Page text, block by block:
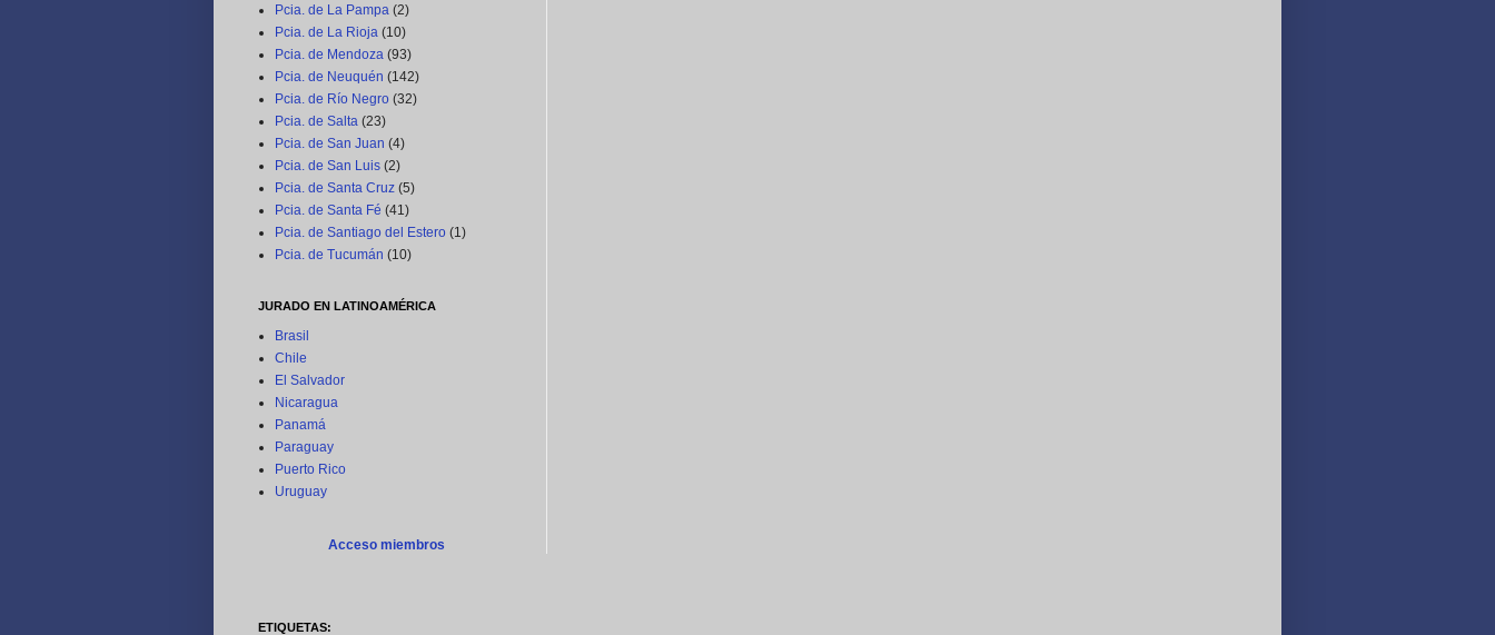
Pcia. de La Pampa (2)
Pcia. de La Rioja (10)
Pcia. de Mendoza (93)
Pcia. de Neuquén (142)
Pcia. de Río Negro (32)
Pcia. de Salta (23)
Pcia. de San Juan (4)
Pcia. de San Luis (2)
Pcia. de Santa Cruz (5)
Pcia. de Santa Fé (41)
Pcia. de Santiago del Estero (1)
Pcia. de Tucumán (10)
JURADO EN LATINOAMÉRICA
Brasil
Chile
El Salvador
Nicaragua
Panamá
Paraguay
Puerto Rico
Uruguay
Acceso miembros
ETIQUETAS: